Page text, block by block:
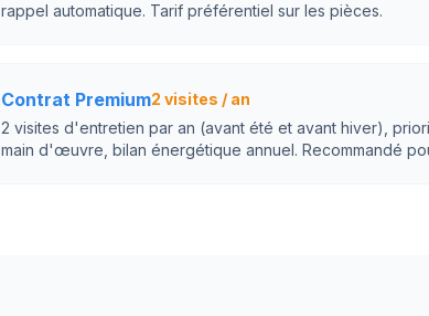
rappel automatique. Tarif préférentiel sur les pièces.
Contrat Premium2 visites / an
2 visites d'entretien par an (avant été et avant hiver),
main d'œuvre, bilan énergétique annuel. Recommandé